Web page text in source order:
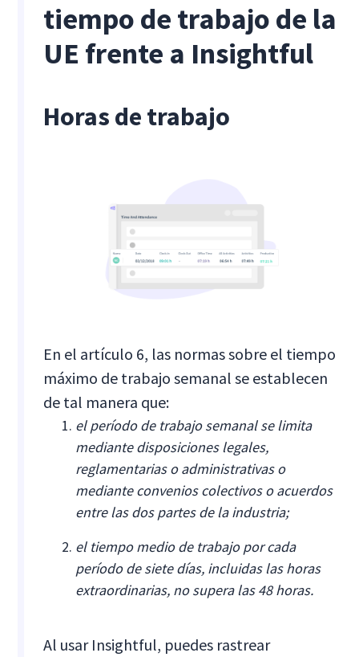
tiempo de trabajo de la
UE frente a Insightful
Horas de trabajo
En el artículo 6, las normas sobre el tiempo
máximo de trabajo semanal se establecen
de tal manera que:
el período de trabajo semanal se limita
mediante disposiciones legales,
reglamentarias o administrativas o
mediante convenios colectivos o acuerdos
entre las dos partes de la industria;
el tiempo medio de trabajo por cada
período de siete días, incluidas las horas
extraordinarias, no supera las 48 horas.
Al usar Insightful, puedes rastrear